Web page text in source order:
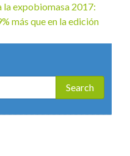
la expobiomasa 2017:
más que en la edición